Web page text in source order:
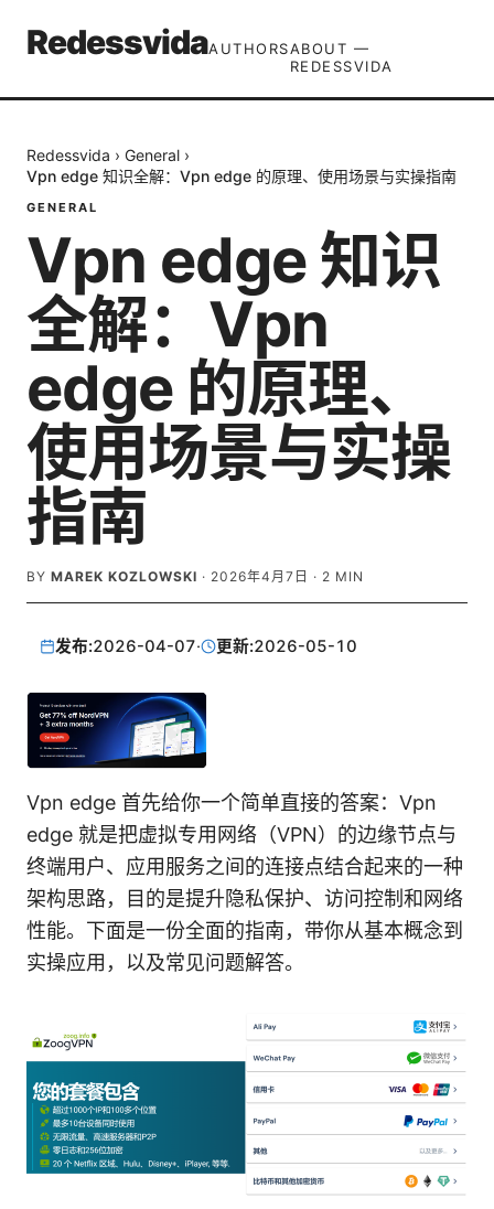
RedessvidaAUTHORSABOUT —
REDESSVIDA
Redessvida › General ›
Vpn edge 知识全解：Vpn edge 的原理、使用场景与实操指南
GENERAL
Vpn edge 知识
全解：Vpn
edge 的原理、
使用场景与实操
指南
BY MAREK KOZLOWSKI · 2026年4月7日 · 2 MIN
发布:2026-04-07· 更新:2026-05-10
Vpn edge 首先给你一个简单直接的答案：Vpn
edge 就是把虚拟专用网络（VPN）的边缘节点与
终端用户、应用服务之间的连接点结合起来的一种
架构思路，目的是提升隐私保护、访问控制和网络
性能。下面是一份全面的指南，带你从基本概念到
实操应用，以及常见问题解答。